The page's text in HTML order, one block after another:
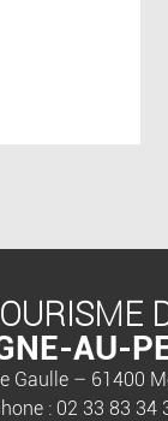
AU-
Gaulle – 61400
: 02 33 83 34